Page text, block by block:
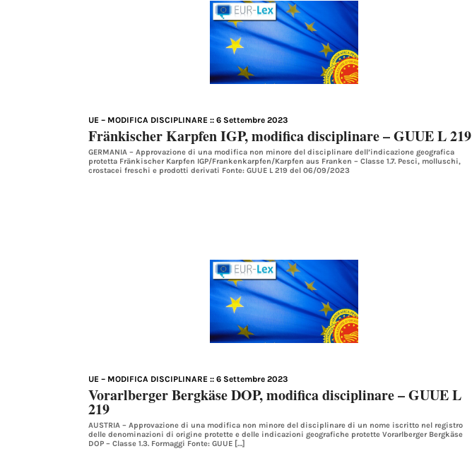
UE – MODIFICA DISCIPLINARE :: 6 Settembre 2023
Fränkischer Karpfen IGP, modifica disciplinare – GUUE L 219
GERMANIA – Approvazione di una modifica non minore del disciplinare dell’indicazione geografica
protetta Fränkischer Karpfen IGP/Frankenkarpfen/Karpfen aus Franken – Classe 1.7. Pesci, molluschi,
crostacei freschi e prodotti derivati Fonte: GUUE L 219 del 06/09/2023
UE – MODIFICA DISCIPLINARE :: 6 Settembre 2023
Vorarlberger Bergkäse DOP, modifica disciplinare – GUUE L
219
AUSTRIA – Approvazione di una modifica non minore del disciplinare di un nome iscritto nel registro
delle denominazioni di origine protette e delle indicazioni geografiche protette Vorarlberger Bergkäse
DOP – Classe 1.3. Formaggi Fonte: GUUE […]